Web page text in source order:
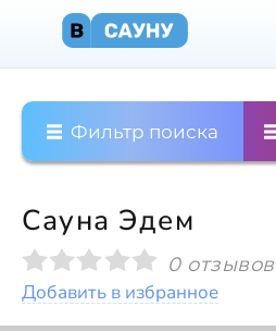
Фильтр поиска
Сауна Эдем
0 отзывов
Добавить в избранное